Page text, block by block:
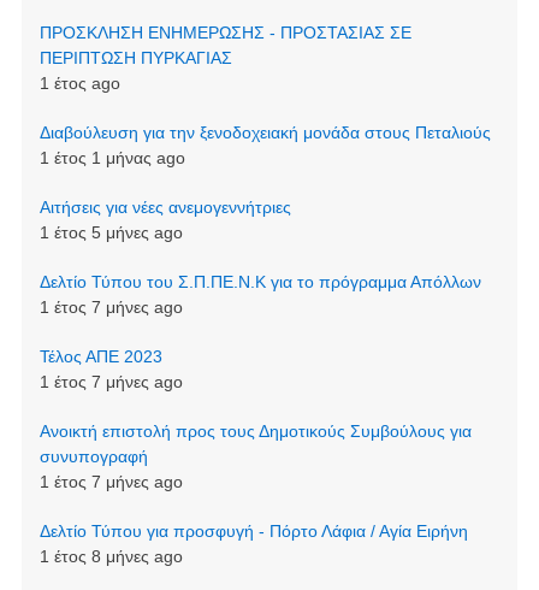
ΠΡΟΣΚΛΗΣΗ ΕΝΗΜΕΡΩΣΗΣ - ΠΡΟΣΤΑΣΙΑΣ ΣΕ
ΠΕΡΙΠΤΩΣΗ ΠΥΡΚΑΓΙΑΣ
1 έτος ago
Διαβούλευση για την ξενοδοχειακή μονάδα στους Πεταλιούς
1 έτος 1 μήνας ago
Αιτήσεις για νέες ανεμογεννήτριες
1 έτος 5 μήνες ago
Δελτίο Τύπου του Σ.Π.ΠΕ.Ν.Κ για το πρόγραμμα Απόλλων
1 έτος 7 μήνες ago
Τέλος ΑΠΕ 2023
1 έτος 7 μήνες ago
Ανοικτή επιστολή προς τους Δημοτικούς Συμβούλους για
συνυπογραφή
1 έτος 7 μήνες ago
Δελτίο Τύπου για προσφυγή - Πόρτο Λάφια / Αγία Ειρήνη
1 έτος 8 μήνες ago